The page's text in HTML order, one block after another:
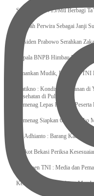
Satgas Yonif 715/Mtl Berbagi
Sumpah Perwira Sebagai Janji
Presiden Prabowo Serahkan
Kepala BNPB Himbau Pemda
Amankan Mudik, Panglima
Pratikno : Kondisi Keamanan di
Kesehatan di Pulihkan
Kemenag Lepas Ratusan
Kemenag Siapkan 6.180
Tri Adhianto : Barang
Walkot Bekasi Periksa
Kapuspen TNI : Media dan
Kemenekraf Ajak Kabinet